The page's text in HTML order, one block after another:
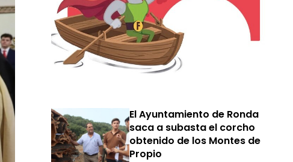
El Ayuntamiento de Ronda
saca a subasta el corcho
obtenido de los Montes de
Propio